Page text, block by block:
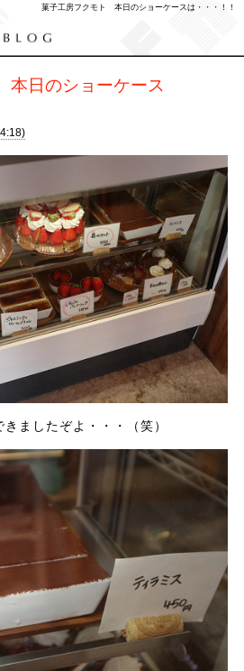
菓子工房フクモト 本日のショーケースは・・・！！
日のショーケース
ましたぞよ・・・（笑）